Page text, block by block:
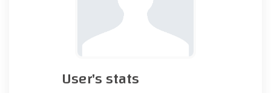
User's stats